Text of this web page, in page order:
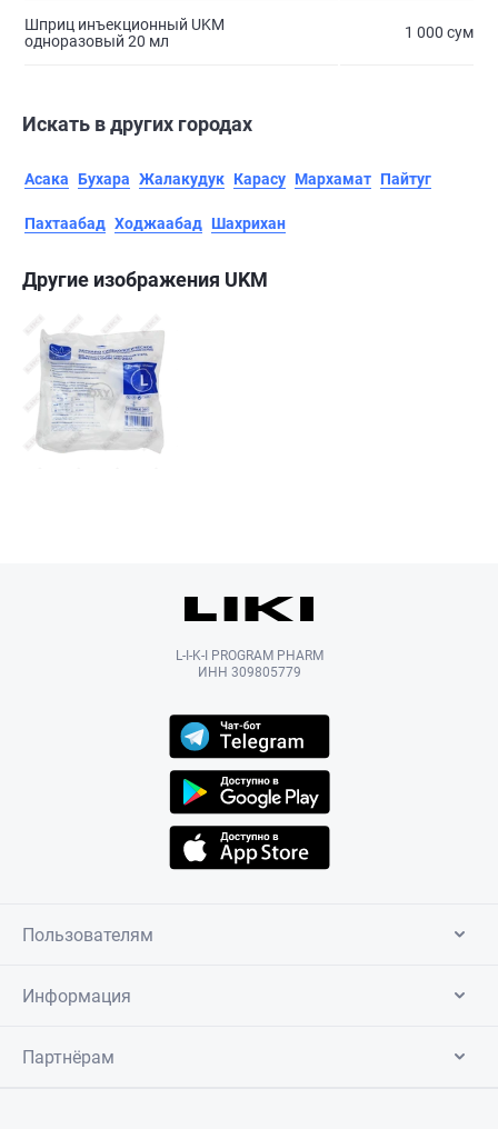
Шприц инъекционный UKM
одноразовый 20 мл
1 000 сум
Искать в других городах
Асака Бухара Жалакудук Карасу Мархамат Пайтуг
Пахтаабад Ходжаабад Шахрихан
Другие изображения UKM
L-I-K-I PROGRAM PHARM
ИНН 309805779
Пользователям
Информация
Партнёрам